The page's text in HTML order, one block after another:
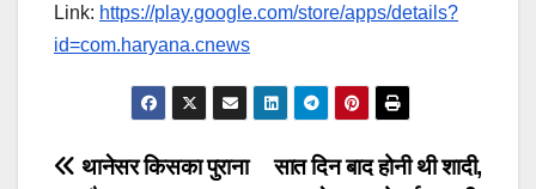
Link: https://play.google.com/store/apps/details?
id=com.haryana.cnews
Post
सात दिन बाद होनी थी शादी,
थानेसर किसका पुराना